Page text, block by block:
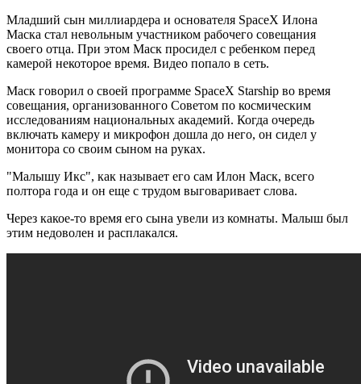
Младший сын миллиардера и основателя SpaceX Илона
Маска стал невольным участником рабочего совещания
своего отца. При этом Маск просидел с ребенком перед
камерой некоторое время. Видео попало в сеть.
Маск говорил о своей программе SpaceX Starship во время
совещания, организованного Советом по космическим
исследованиям национальных академий. Когда очередь
включать камеру и микрофон дошла до него, он сидел у
монитора со своим сыном на руках.
"Малышу Икс", как называет его сам Илон Маск, всего
полтора года и он еще с трудом выговаривает слова.
Через какое-то время его сына увели из комнаты. Малыш был
этим недоволен и расплакался.